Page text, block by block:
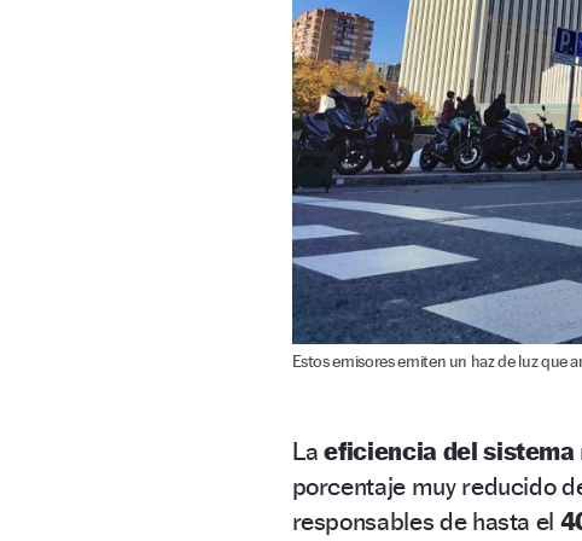
Estos emisores emiten un haz de luz que
Laeficiencia del sistema
porcentaje muy reducido
responsables de hasta el